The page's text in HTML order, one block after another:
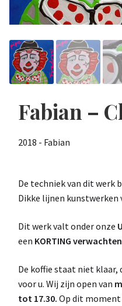
Fabian –
2018 - Fabian
De techniek van dit werk
Dikke lijnen kunstwerken
Dit werk valt onder onze
een KORTING
De koffie staat niet klaar,
voor u. Wij zijn open van
tot 17.30. Op dit